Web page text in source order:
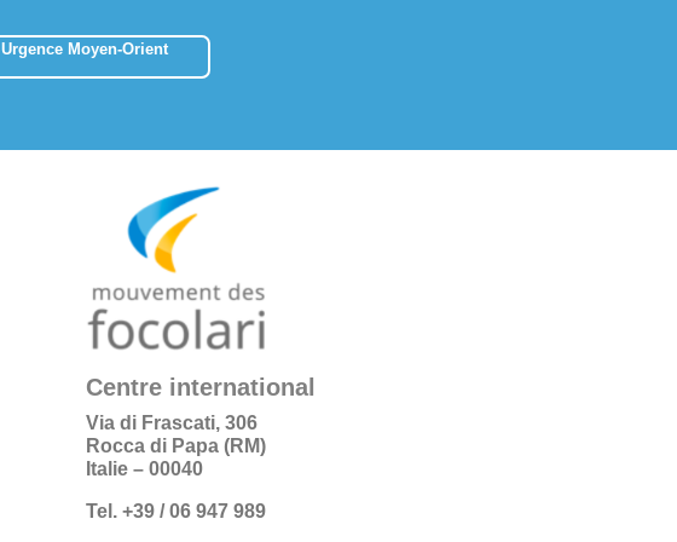
Urgence Moyen-Orient
Centre international
Via di Frascati, 306
Rocca di Papa (RM)
Italie – 00040
Tel. +39 / 06 947 989